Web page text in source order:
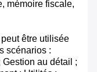
mémoire fiscale,
être utilisée
scénarios :
au détail ;